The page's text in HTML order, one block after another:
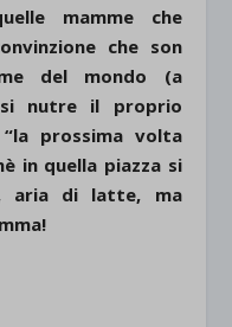
mamme che
che son
del mondo (a
nutre il proprio
prossima volta
in quella piazza si
aria di latte, ma